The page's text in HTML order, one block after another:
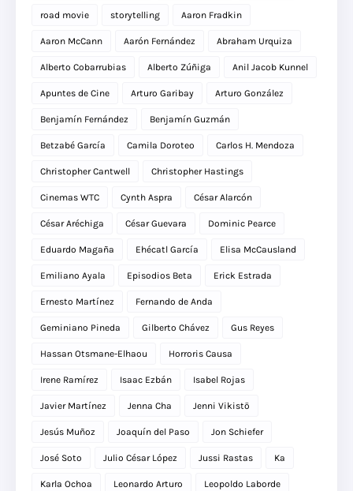
road movie storytelling Aaron Fradkin
Aaron McCann Aarón Fernández Abraham Urquiza
Alberto Cobarrubias Alberto Zúñiga Anil Jacob Kunnel
Apuntes de Cine Arturo Garibay Arturo González
Benjamín Fernández Benjamín Guzmán
Betzabé García Camila Doroteo Carlos H. Mendoza
Christopher Cantwell Christopher Hastings
Cinemas WTC Cynth Aspra César Alarcón
César Aréchiga César Guevara Dominic Pearce
Eduardo Magaña Ehécatl García Elisa McCausland
Emiliano Ayala Episodios Beta Erick Estrada
Ernesto Martínez Fernando de Anda
Geminiano Pineda Gilberto Chávez Gus Reyes
Hassan Otsmane-Elhaou Horroris Causa
Irene Ramírez Isaac Ezbán Isabel Rojas
Javier Martínez Jenna Cha Jenni Vikistö
Jesús Muñoz Joaquín del Paso Jon Schiefer
José Soto Julio César López Jussi Rastas Ka
Karla Ochoa Leonardo Arturo Leopoldo Laborde